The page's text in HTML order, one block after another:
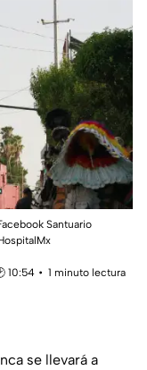
Santuario
10:54
1 minuto lectura
se llevará a